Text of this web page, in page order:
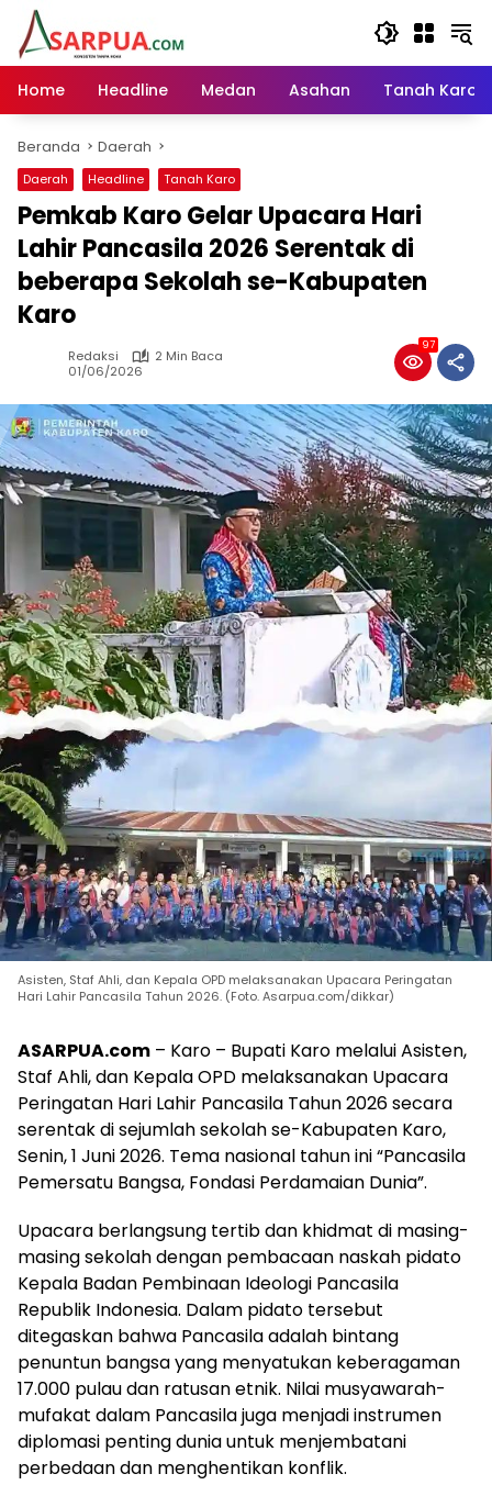
Langsung
konten
Home
Headline Medan Asahan Tanah Karo
Beranda Daerah
Daerah Headline Tanah Karo
Pemkab Karo Gelar Upacara Hari
Lahir Pancasila 2026 Serentak di
beberapa Sekolah se-Kabupaten
Karo
Redaksi
2 Min Baca
01/06/2026
97
Asisten, Staf Ahli, dan Kepala OPD melaksanakan Upacara Peringatan
Hari Lahir Pancasila Tahun 2026. (Foto. Asarpua.com/dikkar)
ASARPUA.com – Karo – Bupati Karo melalui Asisten,
Staf Ahli, dan Kepala OPD melaksanakan Upacara
Peringatan Hari Lahir Pancasila Tahun 2026 secara
serentak di sejumlah sekolah se-Kabupaten Karo,
Senin, 1 Juni 2026. Tema nasional tahun ini “Pancasila
Pemersatu Bangsa, Fondasi Perdamaian Dunia”.
Upacara berlangsung tertib dan khidmat di masing-
masing sekolah dengan pembacaan naskah pidato
Kepala Badan Pembinaan Ideologi Pancasila
Republik Indonesia. Dalam pidato tersebut
ditegaskan bahwa Pancasila adalah bintang
penuntun bangsa yang menyatukan keberagaman
17.000 pulau dan ratusan etnik. Nilai musyawarah-
mufakat dalam Pancasila juga menjadi instrumen
diplomasi penting dunia untuk menjembatani
perbedaan dan menghentikan konflik.